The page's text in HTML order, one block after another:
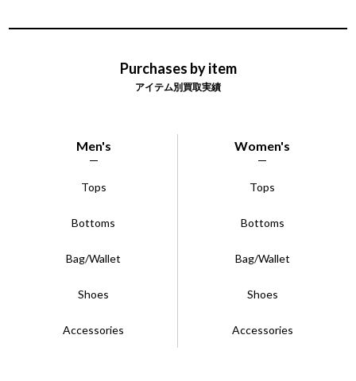
Purchases by item
アイテム別買取実績
Men's
Tops
Bottoms
Bag/Wallet
Shoes
Accessories
Women's
Tops
Bottoms
Bag/Wallet
Shoes
Accessories